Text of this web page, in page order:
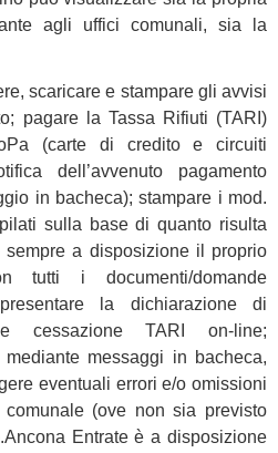
agli uffici comunali, sia la
scaricare e stampare gli avvisi
pagare la Tassa Rifiuti (TARI)
(carte di credito e circuiti
dell’avvenuto pagamento
in bacheca); stampare i mod.
sulla base di quanto risulta
a disposizione il proprio
tutti i documenti/domande
la dichiarazione di
cessazione TARI on-line;
messaggi in bacheca,
eventuali errori e/o omissioni
(ove non sia previsto
Entrate è a disposizione